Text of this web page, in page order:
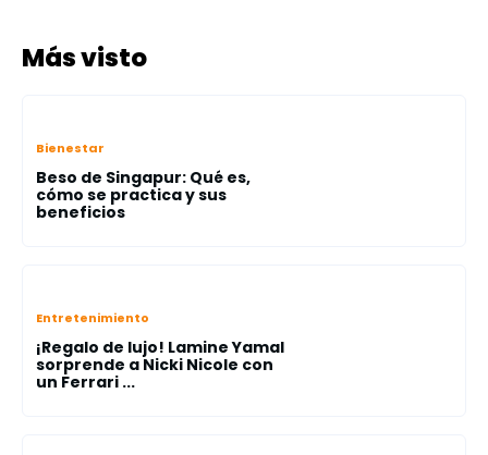
Más visto
Bienestar
Beso de Singapur: Qué es,
cómo se practica y sus
beneficios
Entretenimiento
¡Regalo de lujo! Lamine Yamal
sorprende a Nicki Nicole con
un Ferrari ...